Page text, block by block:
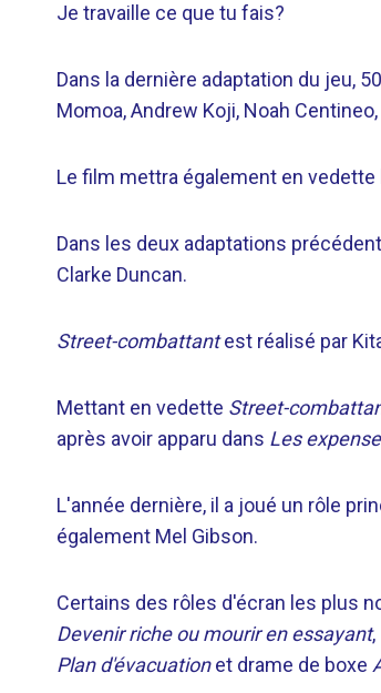
Je travaille ce que tu fais?
Dans la dernière adaptation du jeu,
Momoa, Andrew Koji, Noah
Le film mettra également en vedette
Dans les deux adaptations
Clarke Duncan.
Street-combattantest réalisé par
Mettant en vedette Street-
après avoir apparu dans Les
L'année dernière, il a joué un rôle
également Mel Gibson.
Certains des rôles d'écran les plus
Devenir riche ou mourir en essayant,
Plan d'évacuationet drame de boxe